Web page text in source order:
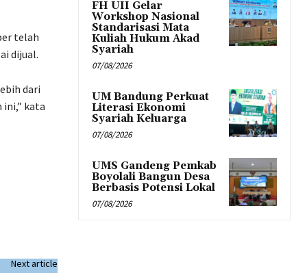
telah
dijual.
dari
kata
Next article
FH UII Gelar
Workshop Nasional
Standarisasi Mata
Kuliah Hukum Akad
Syariah
07/08/2026
UM Bandung Perkuat
Literasi Ekonomi
Syariah Keluarga
07/08/2026
UMS Gandeng Pemkab
Boyolali Bangun Desa
Berbasis Potensi Lokal
07/08/2026